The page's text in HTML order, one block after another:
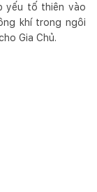
yếu tố thiên vào
khí trong ngôi
Gia Chủ.